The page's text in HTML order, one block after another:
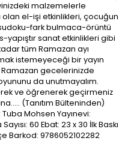
malzemelerle
el-işi etkinlikleri, çocuğun
fark bulmaca-örüntü
yapıştır sanat etkinlikleri gibi
tüm Ramazan ayı
istemeyeceği bir yayın
Ramazan gecelerinizde
da unutmayalım.
ve öğrenerek geçirmeniz
(Tanıtım Bülteninden)
Mohsen Yayınevi:
60 Ebat: 23 x 30 İlk Baskı
Barkod: 9786052102282